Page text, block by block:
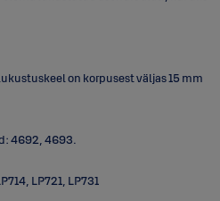
on korpusest väljas 15 mm
4692, 4693.
LP721, LP731